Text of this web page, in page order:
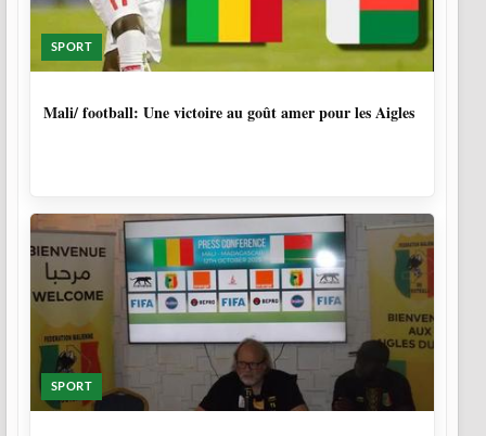
SPORT
Mali/ football: Une victoire au goût amer pour les Aigles
SPORT